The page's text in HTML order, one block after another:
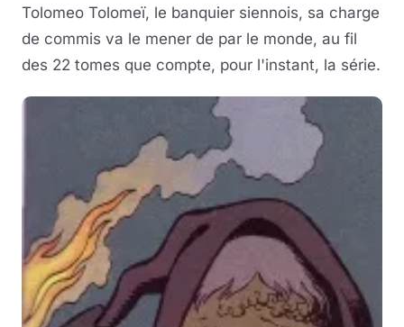
Tolomeo Tolomeï, le banquier siennois, sa charge
de commis va le mener de par le monde, au fil
des 22 tomes que compte, pour l'instant, la série.